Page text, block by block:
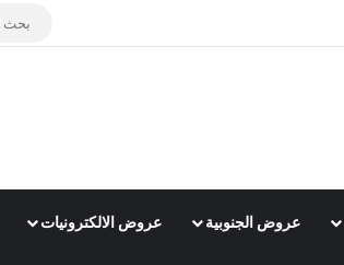
عروض الجنوبية عروض الالكترونيات